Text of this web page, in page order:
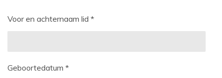
Voor en achternaam lid *
Geboortedatum *